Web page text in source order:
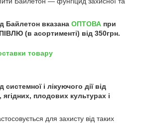
Байлетон вказана ОПТОВА при
(в асортименті) від 350грн.
товару
і лікуючого дії від
плодових культурах і
для захисту від таких